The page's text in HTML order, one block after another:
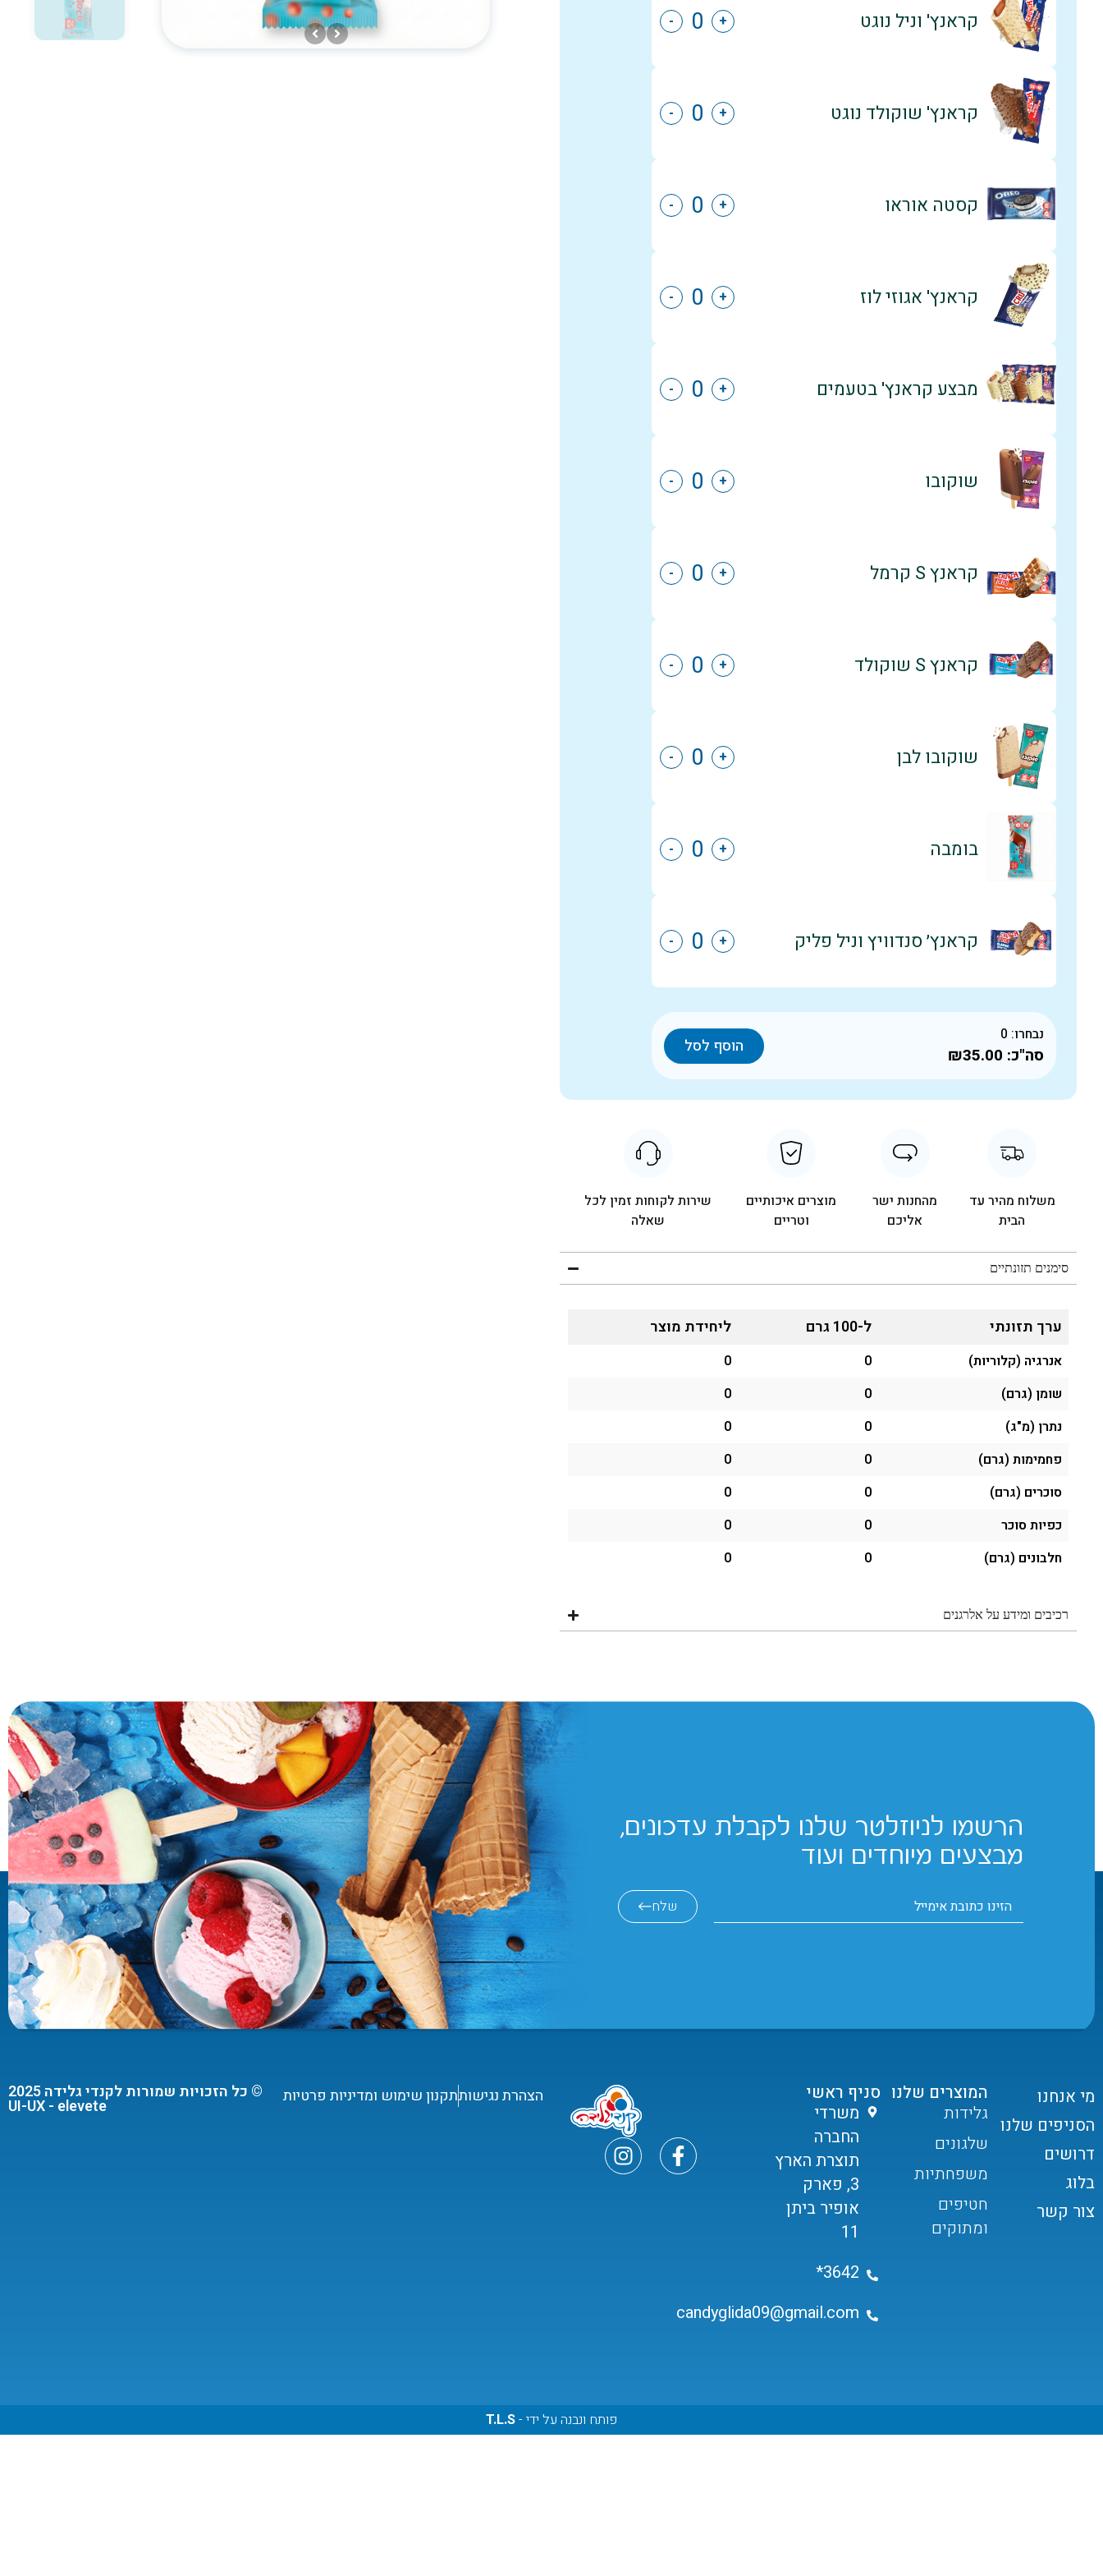
קראנץ' וניל נוגט +
-
קראנץ' שוקולד נוגט +
-
קסטה אוראו +
-
קראנץ' אגוזי לוז +
-
מבצע קראנץ' בטעמים +
-
שוקובו +
-
קראנץ S קרמל +
-
קראנץ S שוקולד +
-
שוקובו לבן +
-
בומבה +
-
קראנץ׳ סנדוויץ וניל פליק +
-
נבחרו: 0
סה"כ: ₪35.00 הוסף לסל
משלוח מהיר עד
הבית
מהחנות ישר
אליכם
מוצרים איכותיים
וטריים
שירות לקוחות זמין לכל
שאלה
סימנים תזונתיים
ערך תזונתי ל-100 גרם ליחידת מוצר
אנרגיה (קלוריות) 0
0
שומן (גרם)
0
0
נתרן (מ"ג)
0
0
פחמימות (גרם)
0
0
סוכרים (גרם)
0
0
כפיות סוכר
0
0
חלבונים (גרם)
0
0
רכיבים ומידע על אלרגנים
הרשמו לניוזלטר שלנו לקבלת עדכונים,
מבצעים מיוחדים ועוד
שלח
מי אנחנו
הסניפים שלנו
דרושים
בלוג
צור קשר
המוצרים שלנו
גלידות
שלגונים
משפחתיות
חטיפים
ומתוקים
סניף ראשי
משרדי
החברה
תוצרת הארץ
3, פארק
אופיר ביתן
11
3642*
candyglida09@gmail.com
הצהרת נגישותתקנון שימוש ומדיניות פרטיות © כל הזכויות שמורות לקנדי גלידה 2025
UI-UX - elevete
פותח ונבנה על ידי -T.L.S